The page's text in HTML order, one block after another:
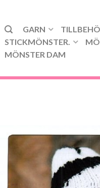
GARN
STICKMÖNSTER.
MÖNSTER DAM